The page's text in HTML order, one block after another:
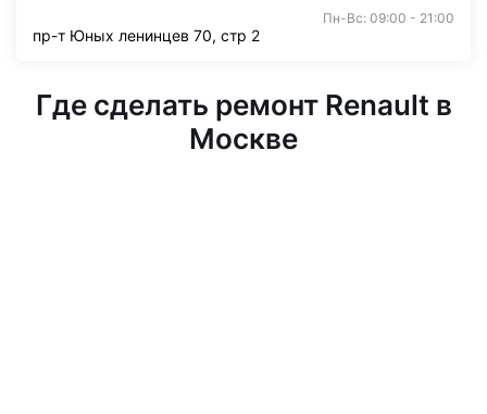
Пн-Вс: 09:00 - 21:00
пр-т Юных ленинцев 70, стр 2
Где сделать ремонт Renault в
Москве